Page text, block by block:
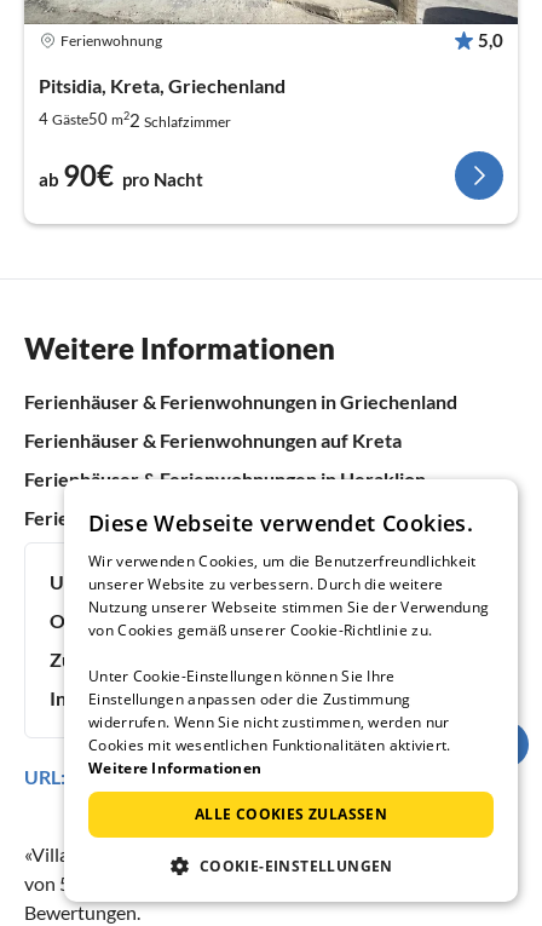
Ferienwohnung 5,0
Pitsidia, Kreta, Griechenland
4 Gäste50 m22 Schlafzimmer
ab 90€ pro Nacht
Weitere Informationen
Ferienhäuser & Ferienwohnungen in Griechenland
Ferienhäuser & Ferienwohnungen auf Kreta
Ferienhäuser & Ferienwohnungen in Heraklion
Ferienhäuser & Ferienwohnungen in Pitsidia
Urlaubsideen: Urlaub mit Hund
Objektnummer:103118
Zuletzt aktualisiert:
Inserat online seit:8 Jahren, 11 Monaten
URL: https://www.ferienhausmiete.de/103118.htm
«Villa Kokkino Skufitza
von 5 (Bewertungsskala:
Bewertungen.
Diese Webseite verwendet Cookies.
Wir verwenden Cookies, um die Benutzerfreundlichkeit
unserer Website zu verbessern. Durch die weitere
Nutzung unserer Webseite stimmen Sie der Verwendung
von Cookies gemäß unserer Cookie-Richtlinie zu.
Unter Cookie-Einstellungen können Sie Ihre
Einstellungen anpassen oder die Zustimmung
widerrufen. Wenn Sie nicht zustimmen, werden nur
Cookies mit wesentlichen Funktionalitäten aktiviert.
Weitere Informationen
ALLE COOKIES ZULASSEN
COOKIE-EINSTELLUNGEN